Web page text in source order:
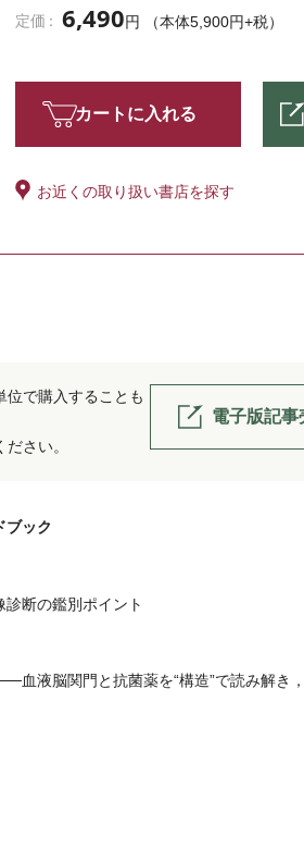
な指針として、神経感染症の “今” を俯瞰
定価 6,490円 （本体5,900円+税）
カートに入れる
お近くの取り扱い書店を探す
位で購入することも
さい。
電子版記事
ック
断の鑑別ポイント
血液脳関門と抗菌薬を“構造”で読み解き